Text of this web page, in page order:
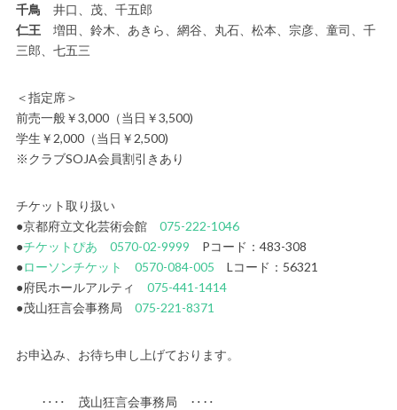
千鳥 井口、茂、千五郎
仁王増田、鈴木、あきら、網谷、丸石、松本、宗彦、童司、千
三郎、七五三
＜指定席＞
前売一般￥3,000（当日￥3,500)
学生￥2,000（当日￥2,500)
※クラブSOJA会員割引きあり
チケット取り扱い
●京都府立文化芸術会館 075-222-1046
●チケットぴあ 0570-02-9999 Pコード：483-308
●ローソンチケット 0570-084-005 Lコード：56321
●府民ホールアルティ 075-441-1414
●茂山狂言会事務局 075-221-8371
お申込み、お待ち申し上げております。
‥‥ 茂山狂言会事務局 ‥‥